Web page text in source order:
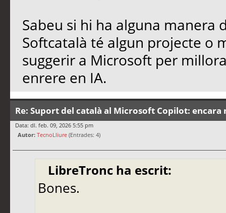
Sabeu si hi ha alguna manera
Softcatalà té algun projecte o
suggerir a Microsoft per
enrere en IA.
Re: Suport del català al Microsoft Copilot:
Data: dl. feb. 09, 2026 5:55 pm
Autor: TecnoLliure (Entrades: 4)
LibreTronc ha escrit:
Bones.